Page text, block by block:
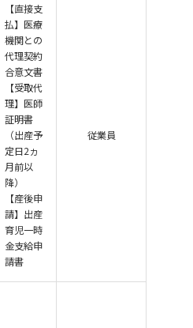
【直接支
払】医療
機関との
代理契約
合意文書
【受取代
理】医師
証明書
（出産予
定日2ヵ
月前以
降）
【産後申
請】出産
育児一時
金支給申
請書
従業員